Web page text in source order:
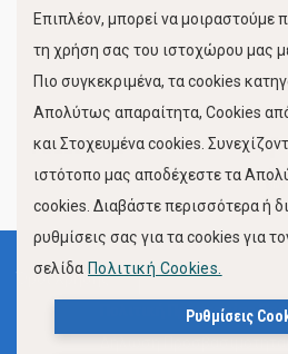
FOLLOW US
Όροι Χρήσης
Πολιτική Προστασίας
Επιπλέον, μπορεί να μοιραστούμε
τη χρήση σας του ιστοχώρου μας
Πιο συγκεκριμένα, τα cookies
Απολύτως απαραίτητα, Cookies
και Στοχευμένα cookies.
ιστότοπο μας αποδέχεστε τα
cookies. Διαβάστε περισσότερα ή
ρυθμίσεις σας για τα cookies για
σελίδα Πολιτική Cookies.
Ρυθμίσεις